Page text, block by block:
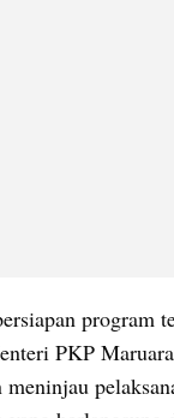
program
PKP
meninjau